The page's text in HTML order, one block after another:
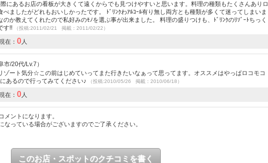
にあるお店の看板が大きくて遠くからでも見つけやすいと思います。料理の種類もたくさんありロ
ましたがどれもおいしかったです。 ﾄﾞﾘﾝｸわｱﾙｺｰﾙ有り無し両方とも種類が多くて迷ってしまいま
か教えてくれたので私好みのﾓﾉを選ぶ事が出来ました。 料理の盛りつけも、ﾄﾞﾘﾝｸのﾘｿﾞｰﾄちっく
す!!
（投稿:2011/02/21 掲載：2011/02/22）
在： 0人
/20代/Lv.7）
ゾート気分☆この前はじめていってまた行きたいなぁって思ってます。オススメはやっぱロコモコ
あるので行ってみてください♪
（投稿:2010/05/26 掲載：2010/06/18）
在： 0人
ントになります。
っている場合がございますのでご了承ください。
このお店・スポットのクチコミを書く